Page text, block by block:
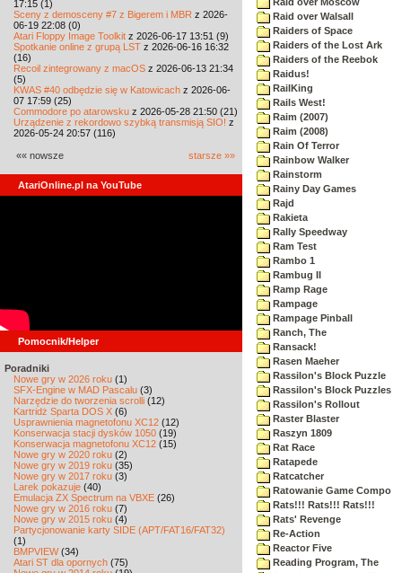
17:15 (1)
Sceny z demosceny #7 z Bigerem i MBR z 2026-
06-19 22:08 (0)
Atari Floppy Image Toolkit z 2026-06-17 13:51 (9)
Spotkanie online z grupą LST z 2026-06-16 16:32
(16)
Recoil zintegrowany z macOS z 2026-06-13 21:34
(5)
KWAS #40 odbędzie się w Katowicach z 2026-06-
07 17:59 (25)
Commodore po atarowsku z 2026-05-28 21:50 (21)
Urządzenie z rekordowo szybką transmisją SIO! z
2026-05-24 20:57 (116)
«« nowsze starsze »»
AtariOnline.pl na YouTube
Pomocnik/Helper
Poradniki
Nowe gry w 2026 roku (1)
SFX-Engine w MAD Pascalu (3)
Narzędzie do tworzenia scrolli (12)
Kartridż Sparta DOS X (6)
Usprawnienia magnetofonu XC12 (12)
Konserwacja stacji dysków 1050 (19)
Konserwacja magnetofonu XC12 (15)
Nowe gry w 2020 roku (2)
Nowe gry w 2019 roku (35)
Nowe gry w 2017 roku (3)
Larek pokazuje (40)
Emulacja ZX Spectrum na VBXE (26)
Nowe gry w 2016 roku (7)
Nowe gry w 2015 roku (4)
Partycjonowanie karty SIDE (APT/FAT16/FAT32)
(1)
BMPVIEW(34)
Atari ST dla opornych (75)
Raid over Walsall
Raiders of Space
Raiders of the Lost Ark
Raiders of the Reebok
Raidus!
RailKing
Rails West!
Raim (2007)
Raim (2008)
Rain Of Terror
Rainbow Walker
Rainstorm
Rainy Day Games
Rajd
Rakieta
Rally Speedway
Ram Test
Rambo 1
Rambug II
Ramp Rage
Rampage
Rampage Pinball
Ranch, The
Ransack!
Rasen Maeher
Rassilon's Block Puzzle
Rassilon's Block Puzzles
Rassilon's Rollout
Raster Blaster
Raszyn 1809
Rat Race
Ratapede
Ratcatcher
Ratowanie Game Compo
Rats!!! Rats!!! Rats!!!
Rats' Revenge
Re-Action
Reactor Five
Reading Program, The